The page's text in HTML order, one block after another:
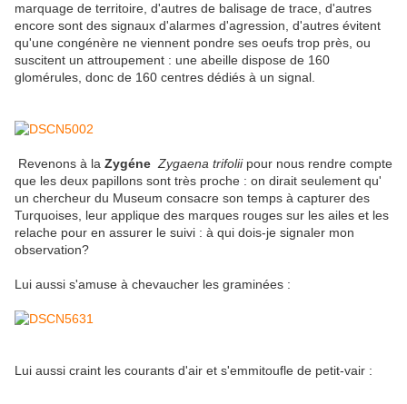
marquage de territoire, d'autres de balisage de trace, d'autres
encore sont des signaux d'alarmes d'agression, d'autres évitent
qu'une congénère ne viennent pondre ses oeufs trop près, ou
suscitent un attroupement : une abeille dispose de 160
glomérules, donc de 160 centres dédiés à un signal.
Revenons à la Zygéne Zygaena trifolii pour nous rendre compte
que les deux papillons sont très proche : on dirait seulement qu'
un chercheur du Museum consacre son temps à capturer des
Turquoises, leur applique des marques rouges sur les ailes et les
relache pour en assurer le suivi : à qui dois-je signaler mon
observation?
Lui aussi s'amuse à chevaucher les graminées :
Lui aussi craint les courants d'air et s'emmitoufle de petit-vair :